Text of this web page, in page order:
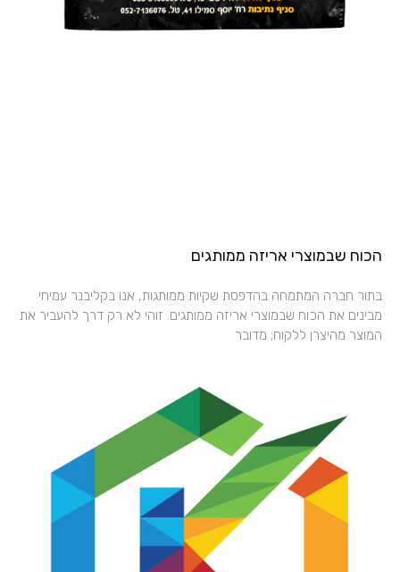
הכוח שבמוצרי אריזה ממותגים
בתור חברה המתמחה בהדפסת שקיות ממותגות, אנו בקליבנר עמיחי
מבינים את הכוח שבמוצרי אריזה ממותגים. זוהי לא רק דרך להעביר את
המוצר מהיצרן ללקוח; מדובר